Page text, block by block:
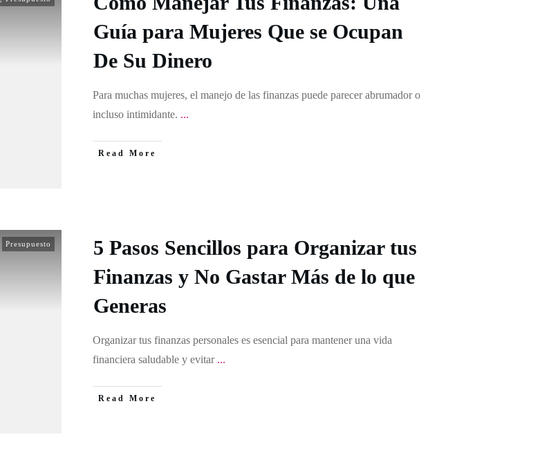
Guía para Mujeres Que se Ocupan
De Su Dinero
Para muchas mujeres, el manejo de las finanzas puede parecer abrumador o
incluso intimidante. ...
Read More
Presupuesto
5 Pasos Sencillos para Organizar tus
Finanzas y No Gastar Más de lo que
Generas
Organizar tus finanzas personales es esencial para mantener una vida
financiera saludable y evitar ...
Read More